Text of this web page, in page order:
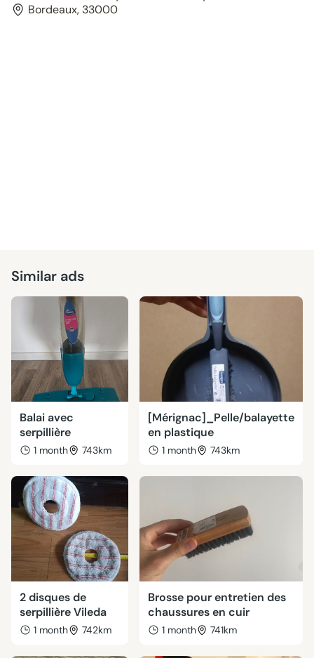
Bordeaux, 33000
Similar ads
Balai avec
serpillière
1 month 743km
[Mérignac]_Pelle/balayette
en plastique
1 month 743km
2 disques de
serpillière Vileda
1 month 742km
Brosse pour entretien des
chaussures en cuir
1 month 741km